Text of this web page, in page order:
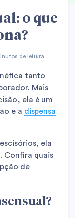
o que
de leitura
tanto
Mais
ela é um
e a dispensa
ela
Confira quais
de